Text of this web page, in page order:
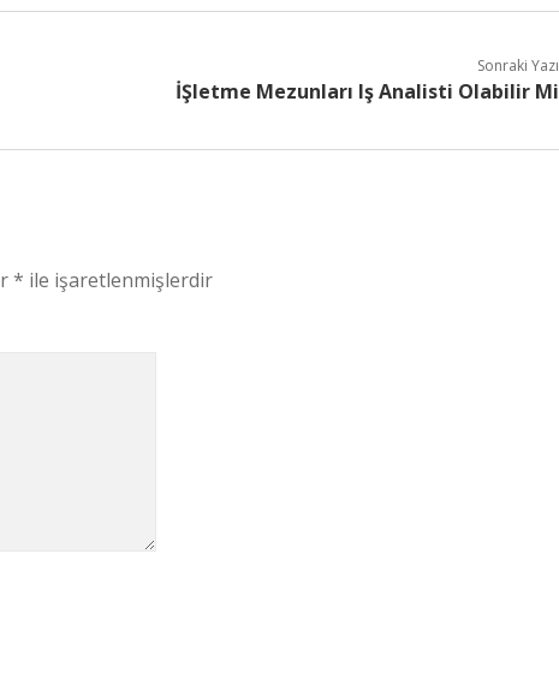
Sonraki Yazı
İŞletme Mezunları Iş Analisti Olabilir Mi
* ile işaretlenmişlerdir